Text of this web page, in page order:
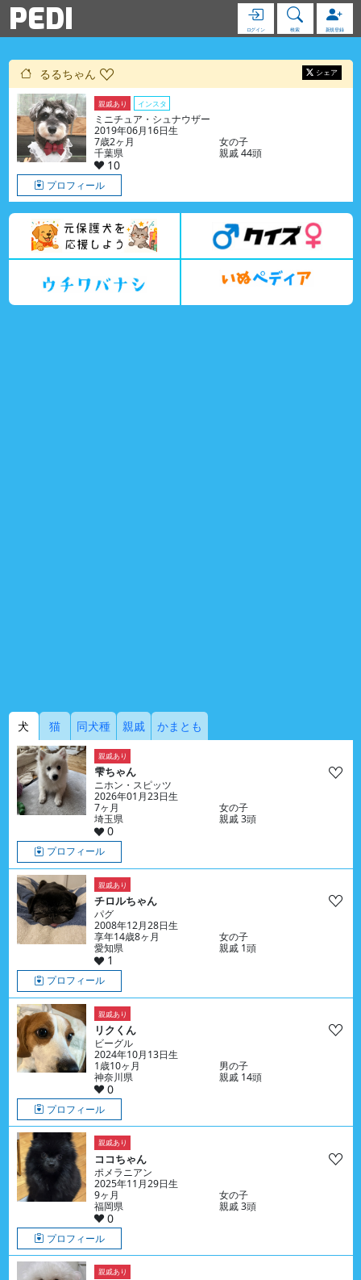
PEDI ログイン 検索 新規登録
るるちゃん シェア
親戚あり インスタ
ミニチュア・シュナウザー
2019年06月16日生
7歳2ヶ月
女の子
千葉県
親戚 44頭
10
プロフィール
犬 猫 同犬種 親戚 かまとも
親戚あり
雫ちゃん
ニホン・スピッツ
2026年01月23日生
7ヶ月
女の子
埼玉県
親戚 3頭
0
プロフィール
親戚あり
チロルちゃん
パグ
2008年12月28日生
享年14歳8ヶ月
女の子
愛知県
親戚 1頭
1
プロフィール
親戚あり
リクくん
ビーグル
2024年10月13日生
1歳10ヶ月
男の子
神奈川県
親戚 14頭
0
プロフィール
親戚あり
ココちゃん
ポメラニアン
2025年11月29日生
9ヶ月
女の子
福岡県
親戚 3頭
0
プロフィール
親戚あり